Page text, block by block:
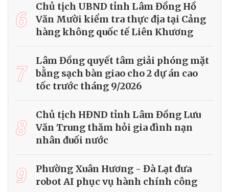
6
Chủ tịch UBND tỉnh Lâm Đồng Hồ
Văn Mười kiểm tra thực địa tại Cảng
hàng không quốc tế Liên Khương
7
Lâm Đồng quyết tâm giải phóng mặt
bằng sạch bàn giao cho 2 dự án cao
tốc trước tháng 9/2026
8
Chủ tịch HĐND tỉnh Lâm Đồng Lưu
Văn Trung thăm hỏi gia đình nạn
nhân đuối nước
9
Phường Xuân Hương - Đà Lạt đưa
robot AI phục vụ hành chính công